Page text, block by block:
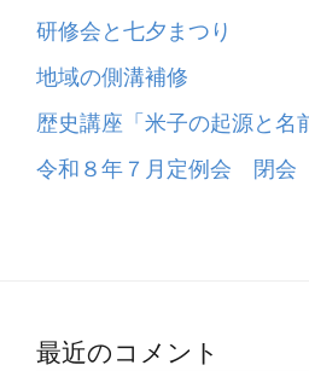
研修会と七夕まつり
地域の側溝補修
歴史講座「米子の起源と名
令和８年７月定例会 閉会
最近のコメント